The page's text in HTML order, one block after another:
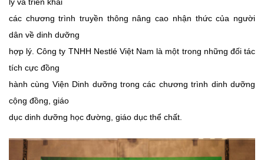
lý và triển khai
các chương trình truyền thông nâng cao nhận thức của người
dân về dinh dưỡng
hợp lý. Công ty TNHH Nestlé Việt Nam là một trong những đối tác
tích cực đồng
hành cùng Viện Dinh dưỡng trong các chương trình dinh dưỡng
cộng đồng, giáo
dục dinh dưỡng học đường, giáo dục thể chất.